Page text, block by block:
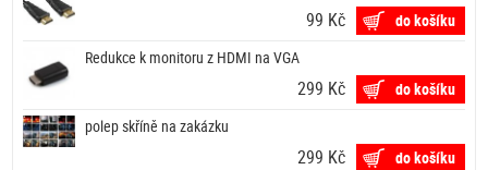
99 Kč
do košíku
Redukce k monitoru z HDMI na VGA
299 Kč
do košíku
polep skříně na zakázku
299 Kč
do košíku